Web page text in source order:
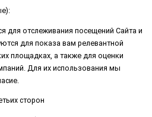
для отслеживания посещений Сайта и
для показа вам релевантной
площадках, а также для оценки
Для их использования мы
сторон